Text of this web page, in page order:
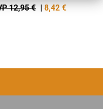
12,95 € | 8,42 €